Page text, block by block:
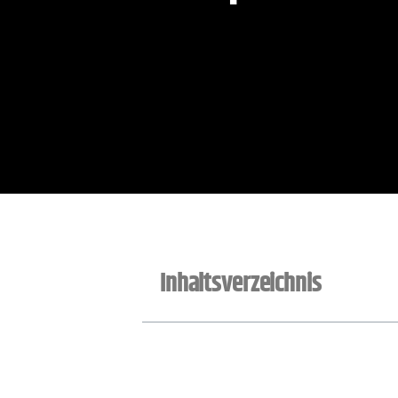
Inhaltsverzeichnis